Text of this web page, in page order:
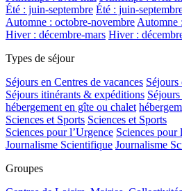
Été : juin-septembre Été : juin-
Automne : octobre-novembre Automne
Hiver : décembre-mars Hiver :
Types de séjour
Séjours en Centres de vacances Séjours
Séjours itinérants & expéditions
hébergement en gîte ou chalet
Sciences et Sports Sciences et Sports
Sciences pour l’Urgence Sciences pour
Journalisme Scientifique Journalisme
Groupes